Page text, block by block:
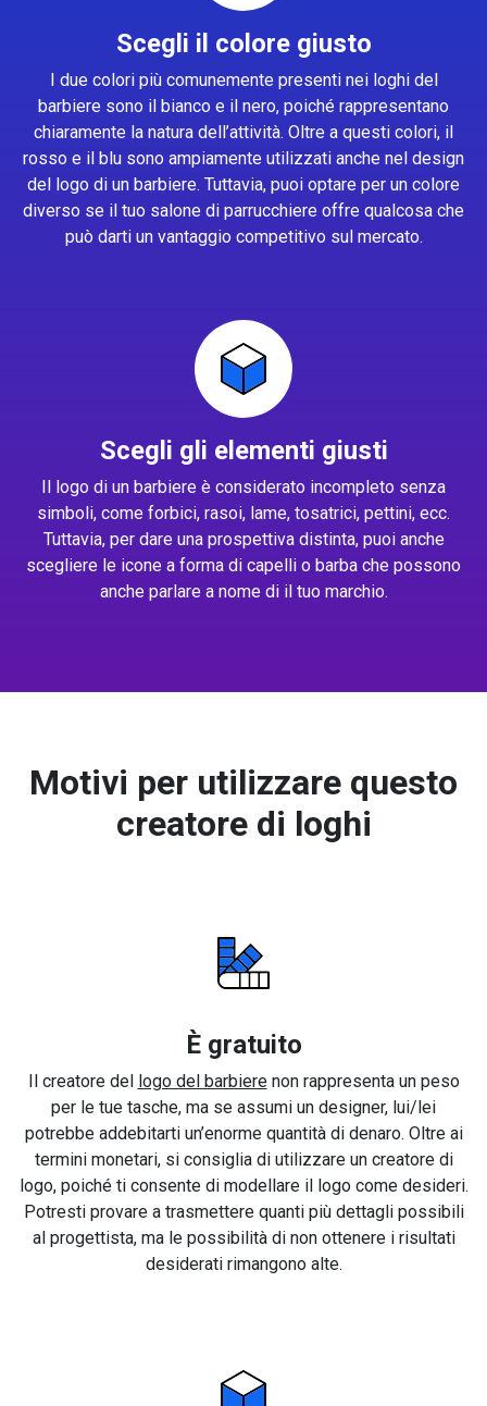
Scegli il colore giusto
I due colori più comunemente presenti nei loghi del
barbiere sono il bianco e il nero, poiché rappresentano
chiaramente la natura dell’attività. Oltre a questi colori, il
rosso e il blu sono ampiamente utilizzati anche nel design
del logo di un barbiere. Tuttavia, puoi optare per un colore
diverso se il tuo salone di parrucchiere offre qualcosa che
può darti un vantaggio competitivo sul mercato.
Scegli gli elementi giusti
Il logo di un barbiere è considerato incompleto senza
simboli, come forbici, rasoi, lame, tosatrici, pettini, ecc.
Tuttavia, per dare una prospettiva distinta, puoi anche
scegliere le icone a forma di capelli o barba che possono
anche parlare a nome di il tuo marchio.
Motivi per utilizzare questo
creatore di loghi
È gratuito
Il creatore del logo del barbierenon rappresenta un peso
per le tue tasche, ma se assumi un designer, lui/lei
potrebbe addebitarti un’enorme quantità di denaro. Oltre ai
termini monetari, si consiglia di utilizzare un creatore di
logo, poiché ti consente di modellare il logo come desideri.
Potresti provare a trasmettere quanti più dettagli possibili
al progettista, ma le possibilità di non ottenere i risultati
desiderati rimangono alte.